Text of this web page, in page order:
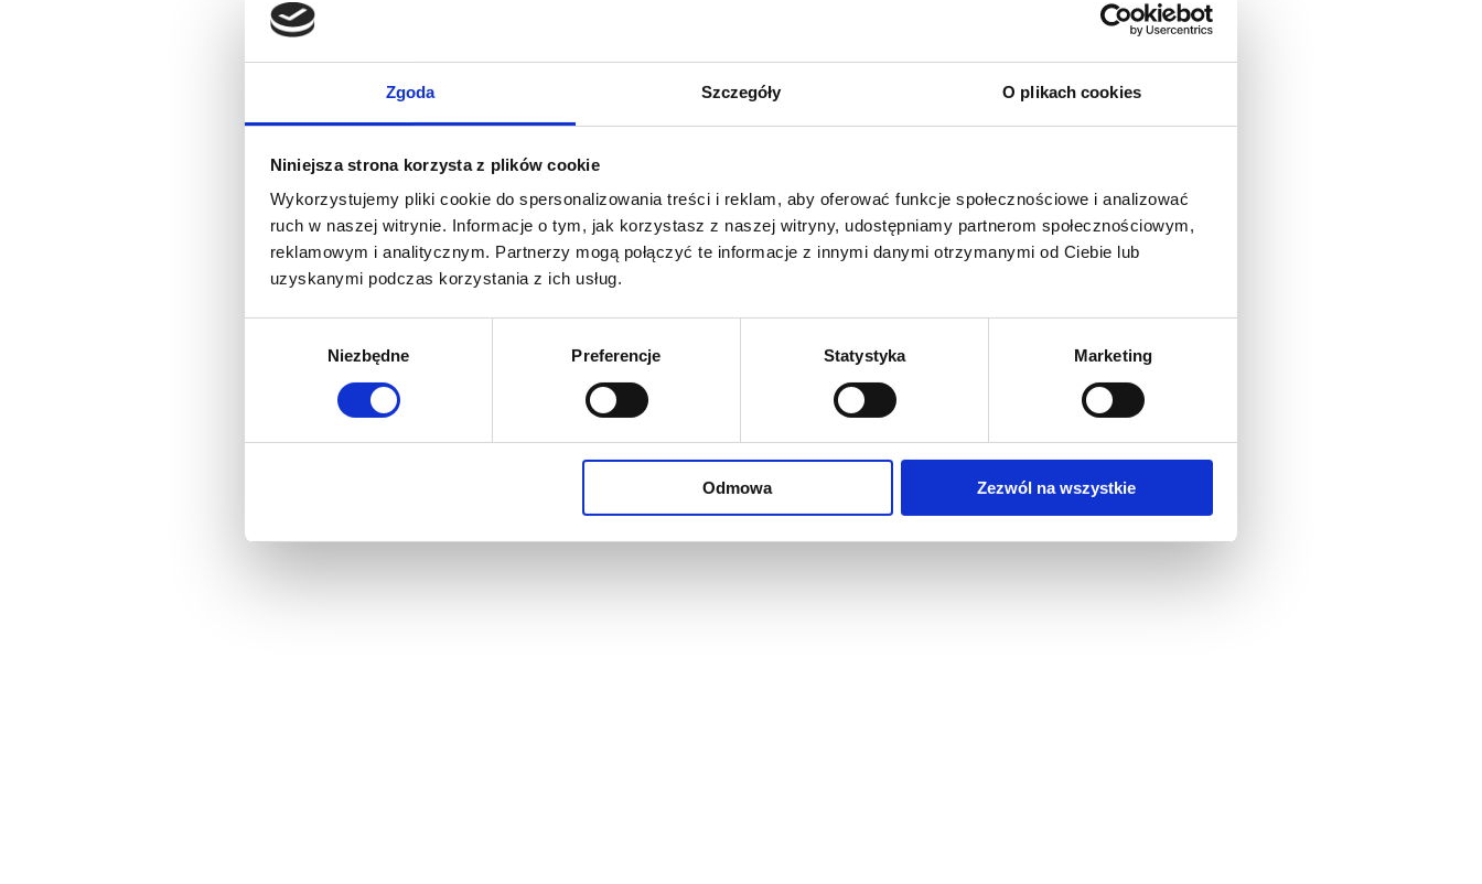
Zgoda Szczegóły O plikach cookies
Niniejsza strona korzysta z plików cookie
Wykorzystujemy pliki cookie do spersonalizowania treści i reklam, aby oferować funkcje społecznościowe i analizować
ruch w naszej witrynie. Informacje o tym, jak korzystasz z naszej witryny, udostępniamy partnerom społecznościowym,
reklamowym i analitycznym. Partnerzy mogą połączyć te informacje z innymi danymi otrzymanymi od Ciebie lub
uzyskanymi podczas korzystania z ich usług.
Niezbędne Preferencje Statystyka Marketing
Odmowa Zezwól na wszystkie